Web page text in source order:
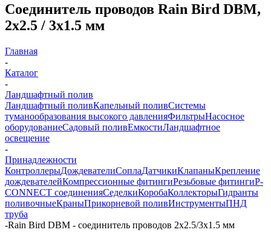
Соединитель проводов Rain Bird DBM,
2x2.5 / 3x1.5 мм
Главная
-
Каталог
-
Ландшафтный полив
Ландшафтный поливКапельный поливСистемы
туманообразования высокого давленияФильтрыНасосное
оборудованиеСадовый поливЕмкостиЛандшафтное
освещение
-
Принадлежности
КонтроллерыДождевателиСоплаДатчикиКлапаныКрепление
дождевателейКомпрессионные фитингиРезьбовые фитингиP-
CONNECT соединенияСеделкиКоробаКоллекторыГидранты
поливочныеКраныПрикорневой поливИнструментыПНД
труба
-Rain Bird DBM - cоединитель проводов 2х2.5/3х1.5 мм